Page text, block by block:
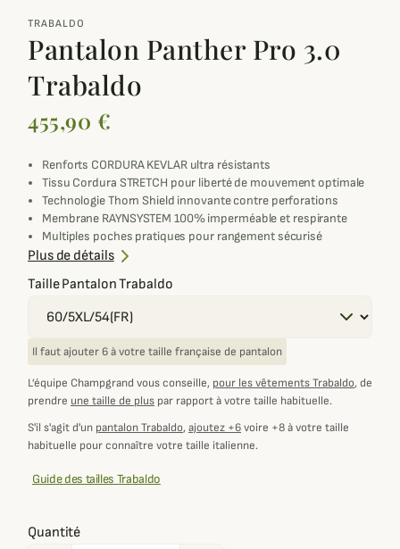
TRABALDO
Pantalon Panther Pro 3.0
Trabaldo
455,90 €
Renforts CORDURA KEVLAR ultra résistants
Tissu Cordura STRETCH pour liberté de mouvement optimale
Technologie Thorn Shield innovante contre perforations
Membrane RAYNSYSTEM 100% imperméable et respirante
Multiples poches pratiques pour rangement sécurisé
Zip aux chevilles pour un ajustement parfait avec vos
Plus de détails
Taille Pantalon Trabaldo
Il faut ajouter 6 à votre taille française de pantalon
L’équipe Champgrand vous conseille, pour les vêtements Trabaldo, de
prendre une taille de plus par rapport à votre taille habituelle.
S'il s'agit d'un pantalon Trabaldo, ajoutez +6voire +8 à votre taille
habituelle pour connaître votre taille italienne.
Guide des tailles Trabaldo
Quantité